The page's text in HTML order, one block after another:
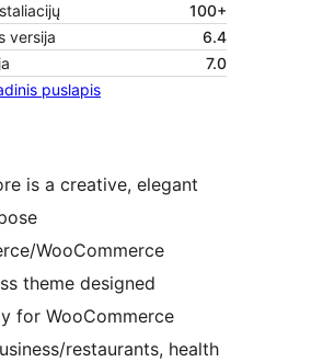
100+
versija
6.4
7.0
puslapis
is a creative, elegant
WooCommerce
theme designed
for WooCommerce
restaurants, health